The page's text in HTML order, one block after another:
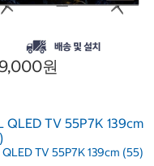
원
QLED TV 55P7K 139cm
QLED TV 55P7K 139cm (55)